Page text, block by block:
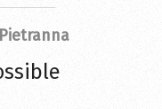
Pietranna